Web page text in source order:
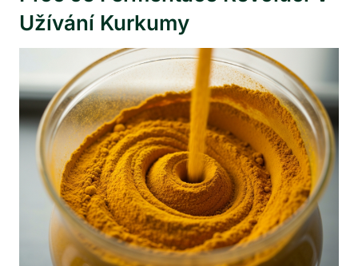
Užívání Kurkumy